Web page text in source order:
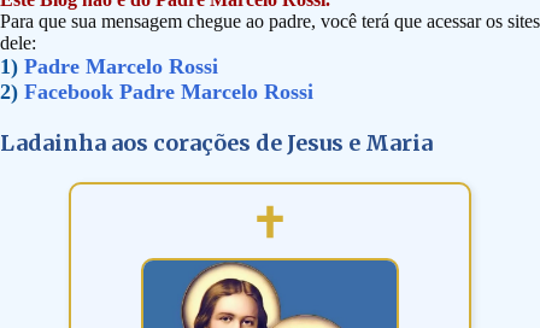
Para que sua mensagem chegue ao padre, você terá que acessar os sites
dele:
1) Padre Marcelo Rossi
2) Facebook Padre Marcelo Rossi
Ladainha aos corações de Jesus e Maria